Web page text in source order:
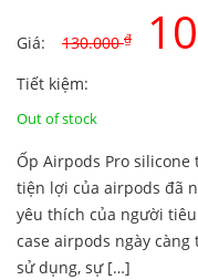
Giá: 130.000₫
Original
price
was:
130.000 ₫.
Current
price
is:
102.000 ₫.
Tiết kiệm:
Out of stock
Ốp Airpods Pro
tiện lợi của airpods đã
yêu thích của người
case airpods ngày
sử dụng, sự […]